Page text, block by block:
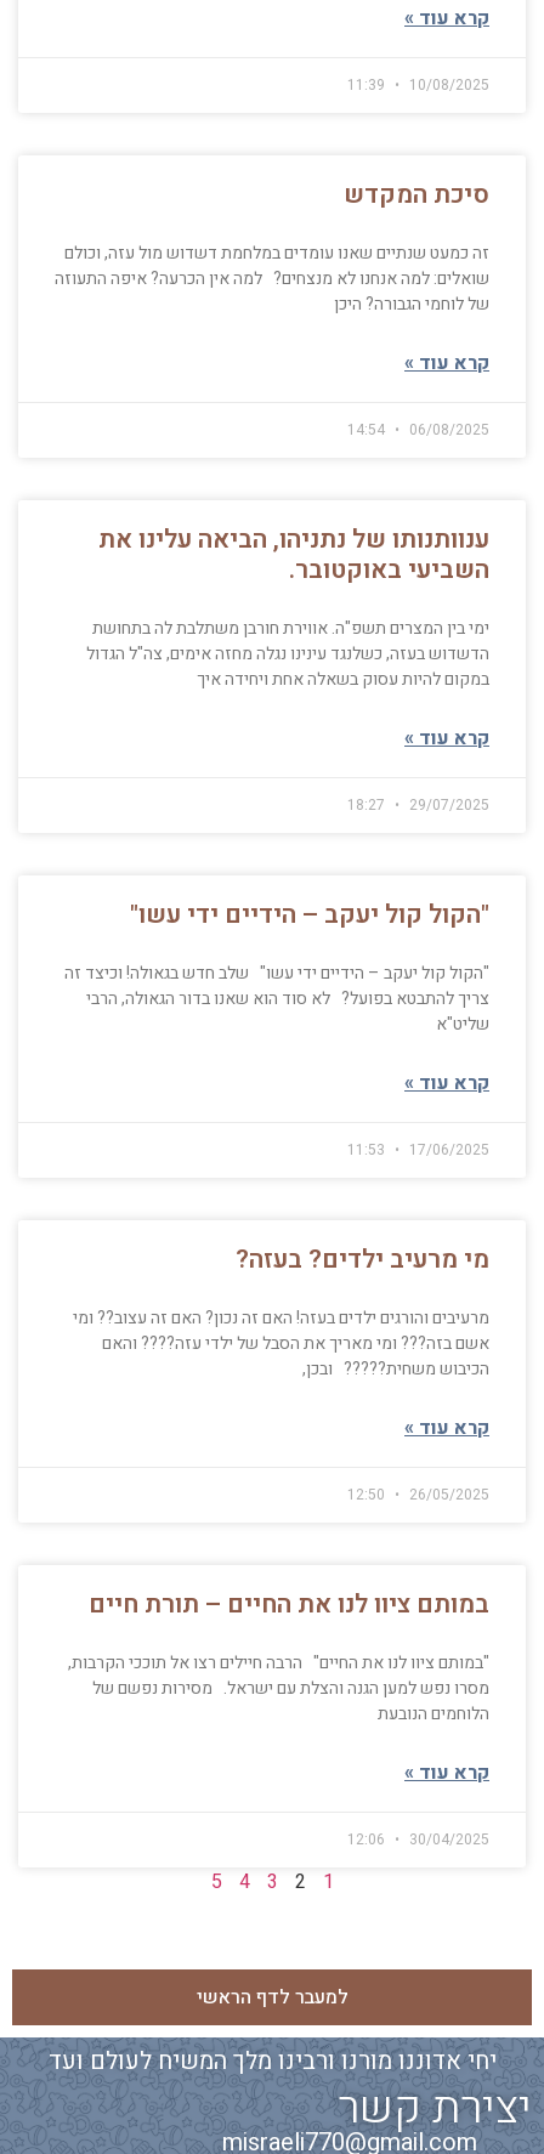
קרא עוד »
10/08/2025
סיכת המקדש
זה כמעט שנתיים שאנו עומדים במלחמת דשדוש מול עזה, וכולם
שואלים: למה אנחנו לא מנצחים? למה אין הכרעה? איפה התעוזה
של לוחמי הגבורה? היכן
קרא עוד »
06/08/2025
ענוותנותו של נתניהו, הביאה עלינו את
השביעי באוקטובר.
ימי בין המצרים תשפ"ה. אווירת חורבן משתלבת לה בתחושת
הדשדוש בעזה, כשלנגד עינינו נגלה מחזה אימים, צה"ל הגדול
במקום להיות עסוק בשאלה אחת ויחידה איך
קרא עוד »
29/07/2025
"הקול קול יעקב – הידיים ידי עשו"
"הקול קול יעקב – הידיים ידי עשו" שלב חדש בגאולה! וכיצד זה
צריך להתבטא בפועל? לא סוד הוא שאנו בדור הגאולה, הרבי
שליט"א
קרא עוד »
17/06/2025
מי מרעיב ילדים? בעזה?
מרעיבים והורגים ילדים בעזה! האם זה נכון? האם זה עצוב?? ומי
אשם בזה??? ומי מאריך את הסבל של ילדי עזה???? והאם
הכיבוש משחית????? ובכן,
קרא עוד »
26/05/2025
במותם ציוו לנו את החיים – תורת חיים
"במותם ציוו לנו את החיים" הרבה חיילים רצו אל תוככי הקרבות,
מסרו נפש למען הגנה והצלת עם ישראל. מסירות נפשם של
הלוחמים הנובעת
קרא עוד »
30/04/2025
1
2
3
4
5
למעבר לדף הראשי
יחי אדוננו מורנו ורבינו מלך המשיח לעולם ועד
יצירת קשר
misraeli770@gmail.com